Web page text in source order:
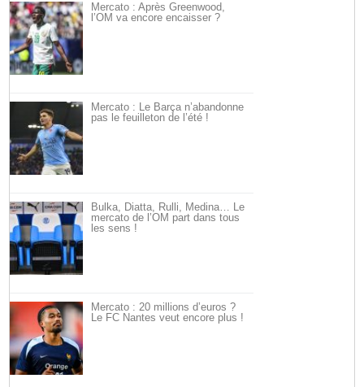
Mercato : Après Greenwood,
l’OM va encore encaisser ?
Mercato : Le Barça n’abandonne
pas le feuilleton de l’été !
Bulka, Diatta, Rulli, Medina… Le
mercato de l’OM part dans tous
les sens !
Mercato : 20 millions d’euros ?
Le FC Nantes veut encore plus !